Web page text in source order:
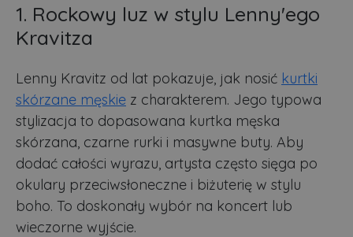
1. Rockowy luz w stylu Lenny'ego
Kravitza
Lenny Kravitz od lat pokazuje, jak nosić kurtki
skórzane męskie z charakterem. Jego typowa
stylizacja to dopasowana kurtka męska
skórzana, czarne rurki i masywne buty. Aby
dodać całości wyrazu, artysta często sięga po
okulary przeciwsłoneczne i biżuterię w stylu
boho. To doskonały wybór na koncert lub
wieczorne wyjście.